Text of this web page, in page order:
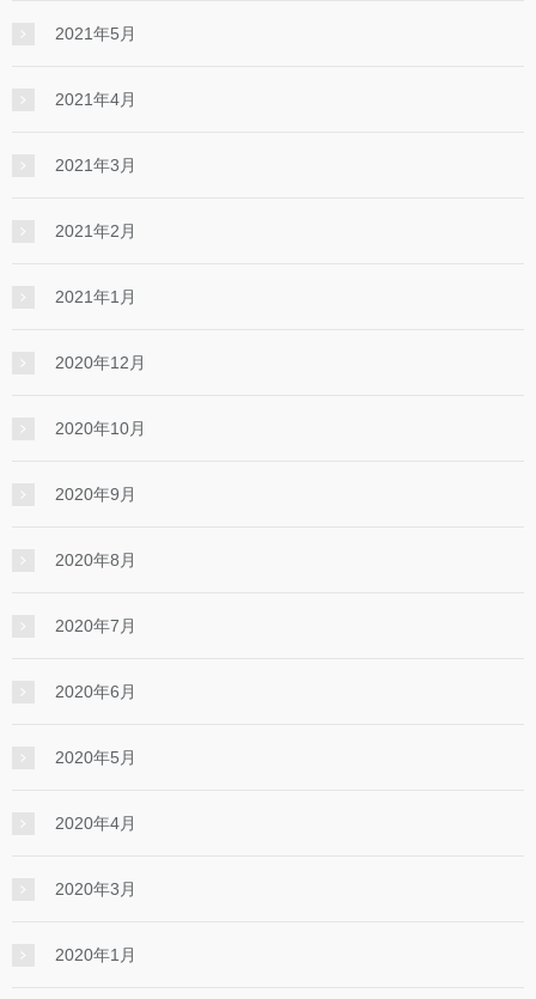
2021年5月
2021年4月
2021年3月
2021年2月
2021年1月
2020年12月
2020年10月
2020年9月
2020年8月
2020年7月
2020年6月
2020年5月
2020年4月
2020年3月
2020年1月